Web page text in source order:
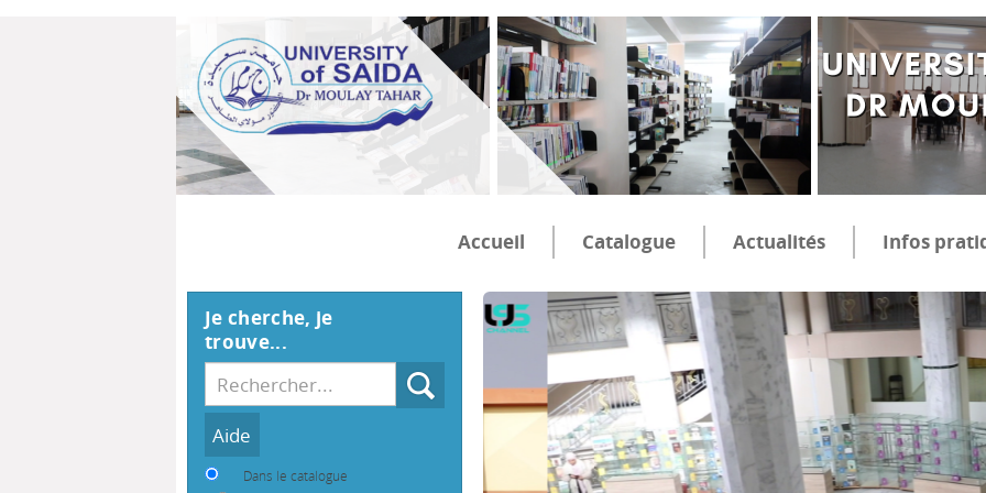
Accueil Catalogue Actualités Infos
Je cherche, je
trouve...
Recherche
Dans le catalogue